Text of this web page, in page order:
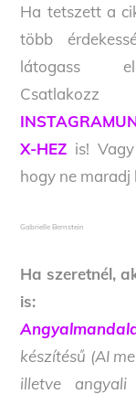
Ha tetszett a
több
X-HEZ is!
hogy ne maradj
Gabrielle Bernstein
Ha szeretnél,
is:
készítésű (AI
illetve angyali